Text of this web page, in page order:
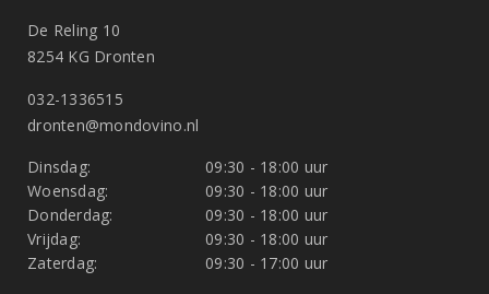
De Reling 10
8254 KG Dronten
032-1336515
dronten@mondovino.nl
Dinsdag:
09:30 - 18:00 uur
Woensdag:
09:30 - 18:00 uur
Donderdag:
09:30 - 18:00 uur
Vrijdag:
09:30 - 18:00 uur
Zaterdag:
09:30 - 17:00 uur